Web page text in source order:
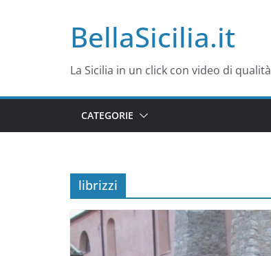
BellaSicilia.it
La Sicilia in un click con video di qualità
CATEGORIE
librizzi